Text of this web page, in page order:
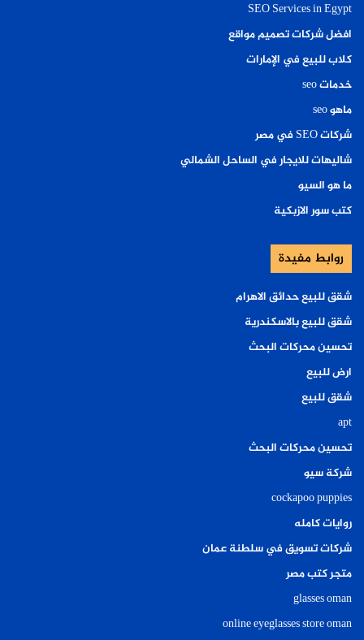
SEO Services in Egypt
افضل شركات تصميم مواقع
كلاب للبيع في الإمارات
خدمات seo
ماهو seo
شركات SEO في مصر
شاليهات للايجار في الساحل الشمالي
ما هو السيو
كتب سور الازبكية
روابط مفيدة
شقق للبيع حدائق الاهرام
شقق للبيع بالاسكندرية
تحسين محركات البحث
ارض للبيع
شقق للبيع
apt
تحسين محركات البحث
شركة سيو
cockapoo puppies
روايات كامله
شركات تسويق في سلطنة عمان
متجر كتب مصر
glasses oman
online eyeglasses store oman